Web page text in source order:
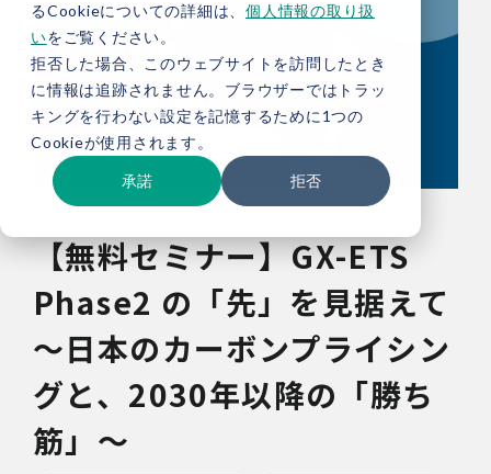
るCookieについての詳細は、 個人情報の取り扱
いをご覧ください。
拒否した場合、このウェブサイトを訪問したとき
に情報は追跡されません。ブラウザーではトラッ
キングを行わない設定を記憶するために1つの
Cookieが使用されます。
承諾 拒否
【無料セミナー】GX-ETS
Phase2 の「先」を見据えて
～日本のカーボンプライシン
グと、2030年以降の「勝ち
筋」～